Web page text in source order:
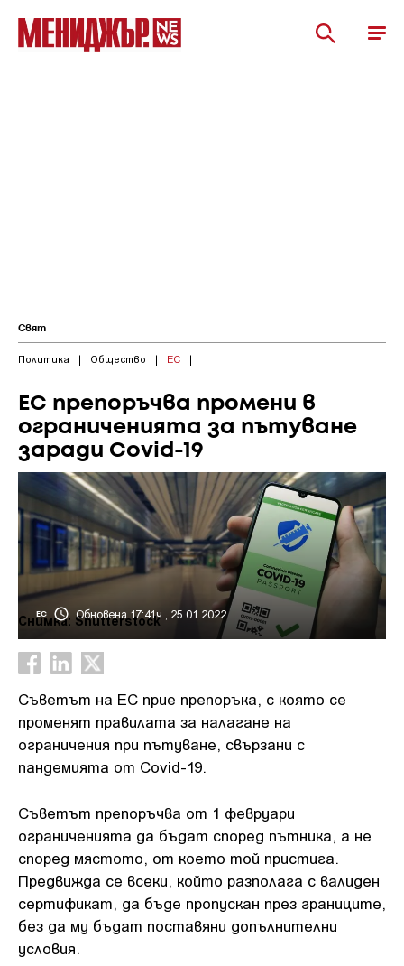
Свят
Политика | Общество | ЕС |
ЕС препоръчва промени в
ограниченията за пътуване
заради Covid-19
ЕС Обновена 17:41ч., 25.01.2022
Снимка: Shutterstock
Съветът на ЕС прие препоръка, с която се
променят правилата за налагане на
ограничения при пътуване, свързани с
пандемията от Covid-19.
Съветът препоръчва от 1 февруари
ограниченията да бъдат според пътника, а не
според мястото, от което той пристига.
Предвижда се всеки, който разполага с валиден
сертификат, да бъде пропускан през границите,
без да му бъдат поставяни допълнителни
условия.